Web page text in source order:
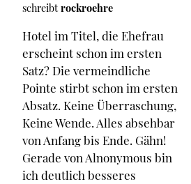
schreibtrockroehre
Hotel im Titel, die Ehefrau
erscheint schon im ersten
Satz? Die vermeindliche
Pointe stirbt schon im ersten
Absatz. Keine Überraschung,
Keine Wende. Alles absehbar
von Anfang bis Ende. Gähn!
Gerade von Alnonymous bin
ich deutlich besseres